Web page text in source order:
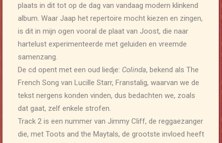
plaats in dit tot op de dag van vandaag modern klinkend
album. Waar Jaap het repertoire mocht kiezen en zingen,
is dit in mijn ogen vooral de plaat van Joost, die naar
hartelust experimenteerde met geluiden en vreemde
samenzang.
De cd opent met een oud liedje: Colinda, bekend als The
French Song van Lucille Starr, Franstalig, waarvan we de
tekst nergens konden vinden, dus bedachten we, zoals
dat gaat, zelf enkele strofen.
Track 2 is een nummer van Jimmy Cliff, de reggaezanger
die, met Toots and the Maytals, de grootste invloed heeft